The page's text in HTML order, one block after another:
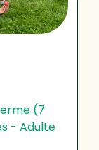
(7
- Adulte